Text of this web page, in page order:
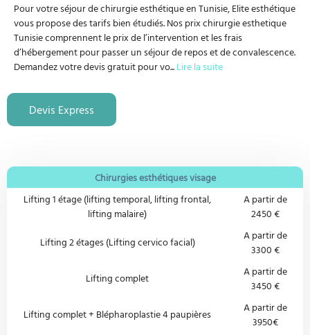
Pour votre séjour de chirurgie esthétique en Tunisie, Elite esthétique
vous propose des tarifs bien étudiés. Nos prix chirurgie esthetique
Tunisie comprennent le prix de l’intervention et les frais
d’hébergement pour passer un séjour de repos et de convalescence.
Demandez votre devis gratuit pour vo...Lire la suite
Devis Express
Chirurgies esthétiques visage
Lifting 1 étage (lifting temporal, lifting frontal,
lifting malaire)
A partir de
2450 €
Lifting 2 étages (Lifting cervico facial)
A partir de
3300 €
Lifting complet
A partir de
3450 €
Lifting complet + Blépharoplastie 4 paupières
A partir de
3950€